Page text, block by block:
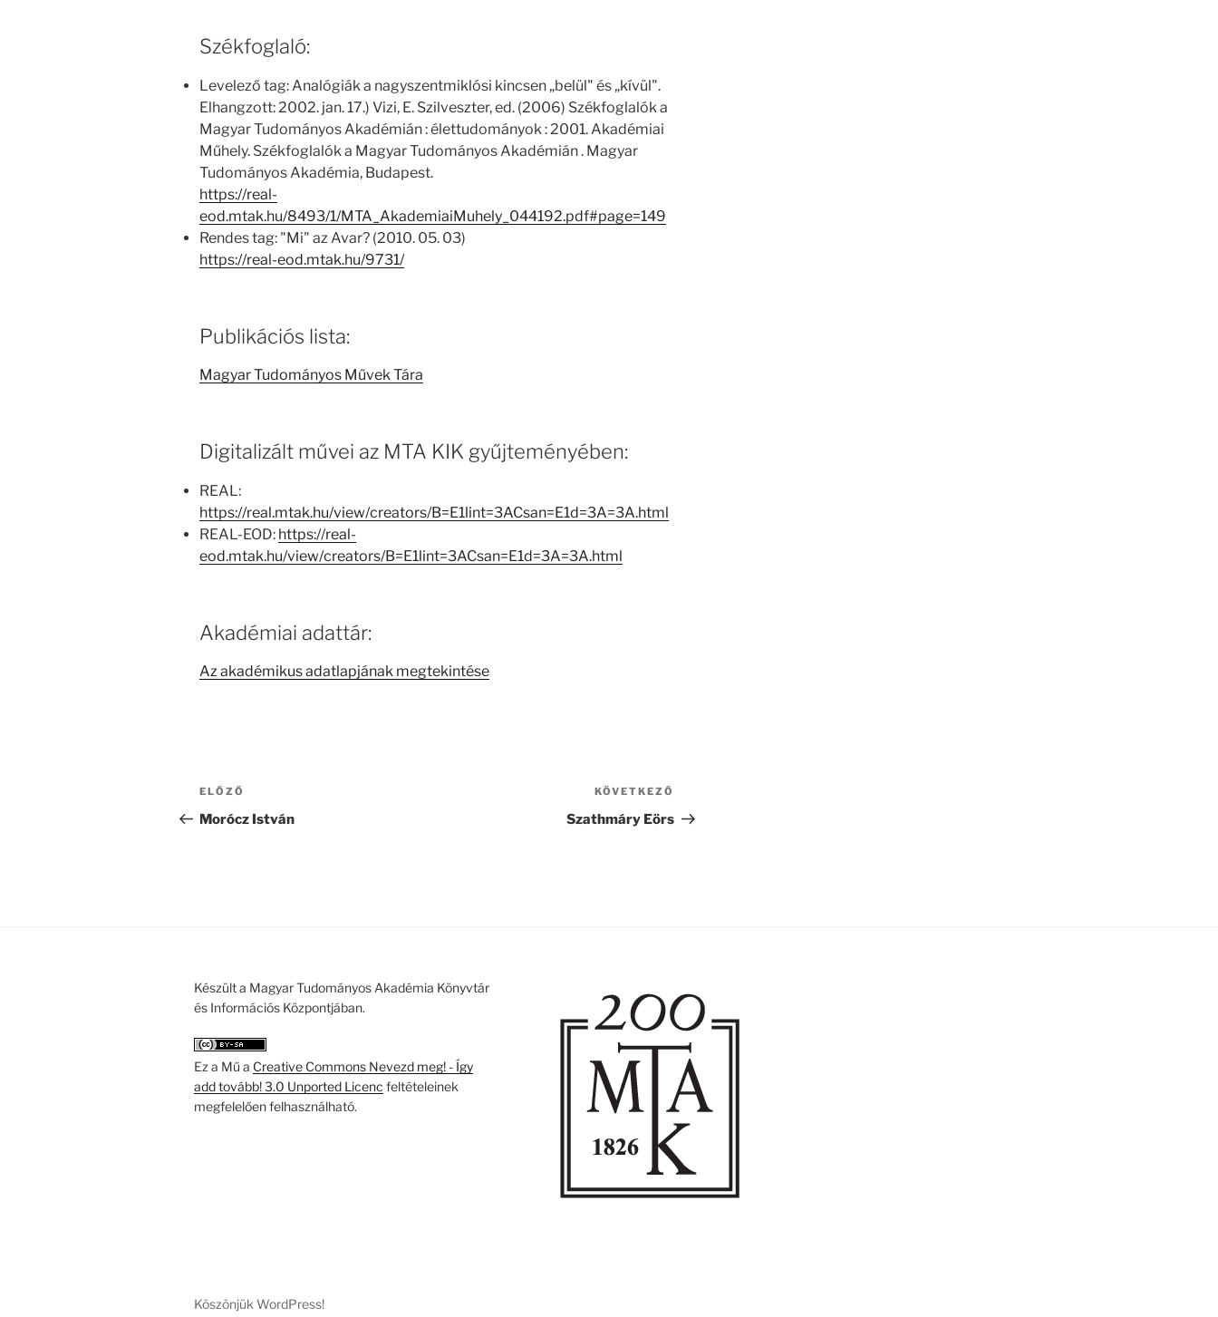
Székfoglaló:
Levelező tag: Analógiák a nagyszentmiklósi kincsen „belül" és „kívül".
Elhangzott: 2002. jan. 17.) Vizi, E. Szilveszter, ed. (2006) Székfoglalók a
Magyar Tudományos Akadémián : élettudományok : 2001. Akadémiai
Műhely. Székfoglalók a Magyar Tudományos Akadémián . Magyar
Tudományos Akadémia, Budapest.
https://real-
eod.mtak.hu/8493/1/MTA_AkademiaiMuhely_044192.pdf#page=149
Rendes tag: "Mi" az Avar? (2010. 05. 03)
https://real-eod.mtak.hu/9731/
Publikációs lista:
Magyar Tudományos Művek Tára
Digitalizált művei az MTA KIK gyűjteményében:
REAL:
https://real.mtak.hu/view/creators/B=E1lint=3ACsan=E1d=3A=3A.html
REAL-EOD: https://real-
eod.mtak.hu/view/creators/B=E1lint=3ACsan=E1d=3A=3A.html
Akadémiai adattár:
Az akadémikus adatlapjának megtekintése
Bejegyzés
navigáció
Korábbi
bejegyzés
ELŐZŐ
Morócz István
bejegyzés
KÖVETKEZŐ
Szathmáry Eörs
Készült a Magyar Tudományos Akadémia Könyvtár
és Információs Központjában.
Ez a Mű a Creative Commons Nevezd meg! - Így
add tovább! 3.0 Unported Licenc feltételeinek
megfelelően felhasználható.
Köszönjük WordPress!